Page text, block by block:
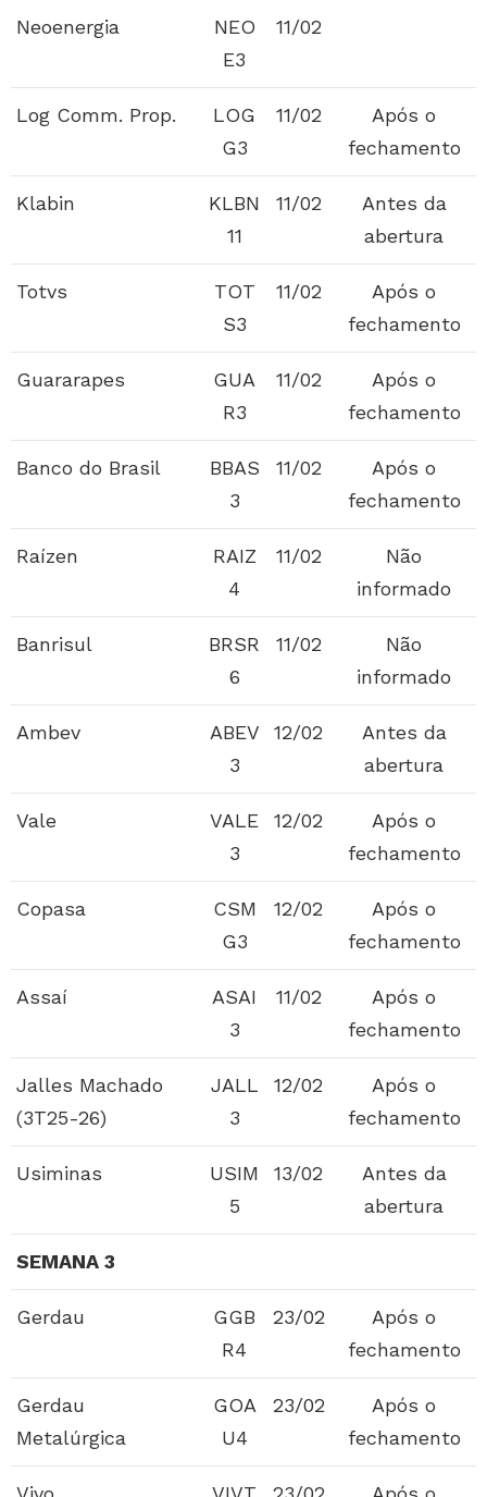
Neoenergia
NEO
E3
11/02
Log Comm. Prop.
LOG
G3
11/02
Após o
fechamento
Klabin
KLBN
11
11/02
Antes da
abertura
Totvs
TOT
S3
11/02
Após o
fechamento
Guararapes
GUA
R3
11/02
Após o
fechamento
Banco do Brasil
BBAS
3
11/02
Após o
fechamento
Raízen
RAIZ
4
11/02
Não
informado
Banrisul
BRSR
6
11/02
Não
informado
Ambev
ABEV
3
12/02
Antes da
abertura
Vale
VALE
3
12/02
Após o
fechamento
Copasa
CSM
G3
12/02
Após o
fechamento
Assaí
ASAI
3
11/02
Após o
fechamento
Jalles Machado
(3T25-26)
JALL
3
12/02
Após o
fechamento
Usiminas
USIM
5
13/02
Antes da
abertura
SEMANA 3
Gerdau
GGB
R4
23/02
Após o
fechamento
Gerdau
Metalúrgica
GOA
U4
23/02
Após o
fechamento